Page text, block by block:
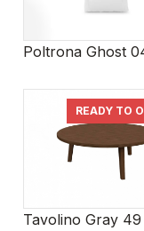
Poltrona Ghost
READY TO
Tavolino Gray 49